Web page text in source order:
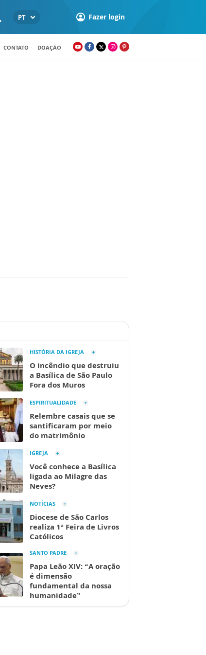
PT Fazer login
CONTATO DOAÇÃO
HISTÓRIA DA IGREJA
O incêndio que destruiu
a Basílica de São Paulo
Fora dos Muros
ESPIRITUALIDADE
Relembre casais que se
santificaram por meio
do matrimônio
IGREJA
Você conhece a Basílica
ligada ao Milagre das
Neves?
NOTÍCIAS
Diocese de São Carlos
realiza 1ª Feira de Livros
Católicos
SANTO PADRE
Papa Leão XIV: “A oração
é dimensão
fundamental da nossa
humanidade”